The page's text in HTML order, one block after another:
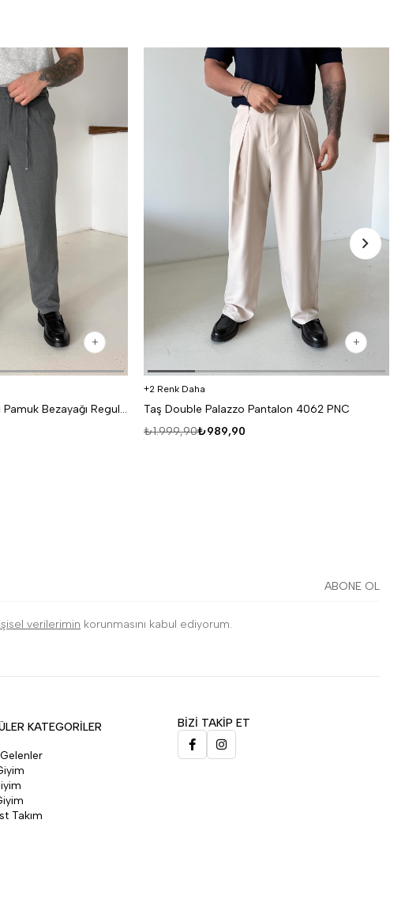
Antrasit Lastikli Bağcıklı Pamuk Bezayağı Regular Fit Kumaş Pant snz 1265
2 Renk Daha
Taş Double Palazzo Pantalon 4062 PNC
₺989,90
₺1.999,90
ABONE OL
verilerimin korunmasını kabul ediyorum.
KATEGORİLER
Takım
BİZİ TAKİP ET